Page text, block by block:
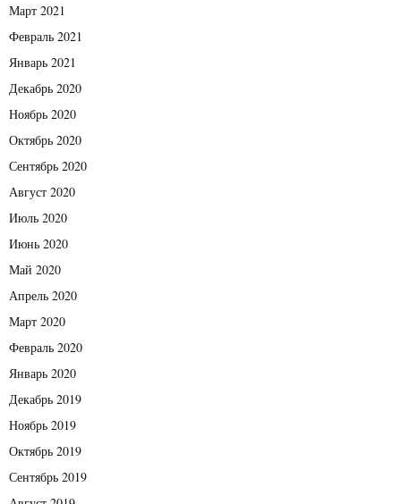
Март 2021
Февраль 2021
Январь 2021
Декабрь 2020
Ноябрь 2020
Октябрь 2020
Сентябрь 2020
Август 2020
Июль 2020
Июнь 2020
Май 2020
Апрель 2020
Март 2020
Февраль 2020
Январь 2020
Декабрь 2019
Ноябрь 2019
Октябрь 2019
Сентябрь 2019